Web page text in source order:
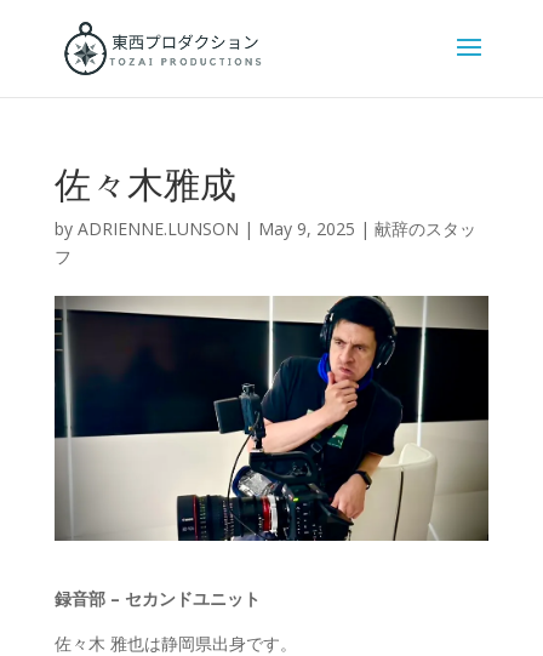
佐々木雅成
by ADRIENNE.LUNSON | May 9, 2025 | 献辞のスタッ
フ
録音部 – セカンドユニット
佐々木 雅也は静岡県出身です。